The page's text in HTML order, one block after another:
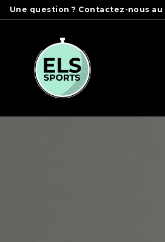
Panneau de gestion des cookies
Une question ? Contactez-nous au